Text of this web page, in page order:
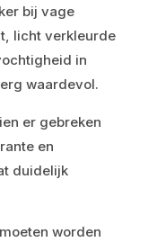
bij vage
licht verkleurde
in
waardevol.
er gebreken
en
duidelijk
worden